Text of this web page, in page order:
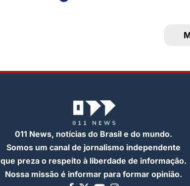
011 News, notícias do Brasil e do mundo.
Somos um canal de jornalismo independente
que preza o respeito à liberdade de informação.
Nossa missão é informar para formar opinião.